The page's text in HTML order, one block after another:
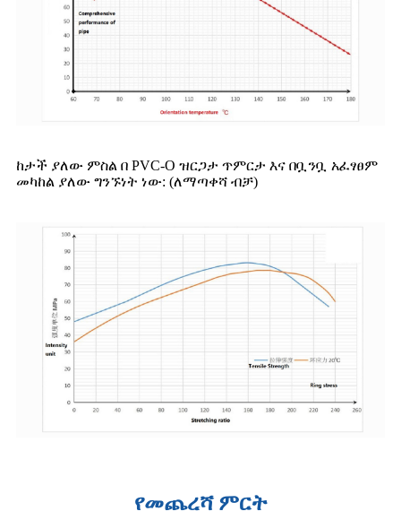
ከታች ያለው ምስል በ PVC-O ዝርጋታ ጥምርታ እና በቧንቧ አፈፃፀም
መካከል ያለው ግንኙነት ነው: (ለማጣቀሻ ብቻ)
የመጨረሻ ምርት